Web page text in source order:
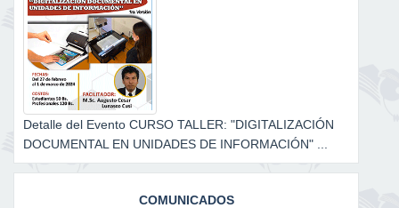
Detalle del Evento CURSO TALLER: "DIGITALIZACIÓN
DOCUMENTAL EN UNIDADES DE INFORMACIÓN" ...
COMUNICADOS